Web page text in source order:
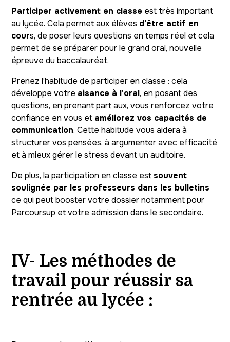
Participer activement en classe est très important
au lycée. Cela permet aux élèves d’être actif en
cours, de poser leurs questions en temps réel et cela
permet de se préparer pour le grand oral, nouvelle
épreuve du baccalauréat.
Prenez l’habitude de participer en classe : cela
développe votre aisance à l'oral, en posant des
questions, en prenant part aux, vous renforcez votre
confiance en vous et améliorez vos capacités de
communication. Cette habitude vous aidera à
structurer vos pensées, à argumenter avec efficacité
et à mieux gérer le stress devant un auditoire.
De plus, la participation en classe estsouvent
soulignée par les professeurs dans les bulletins
ce qui peut booster votre dossier notamment pour
Parcoursup et votre admission dans le secondaire.
IV- Les méthodes de
travail pour réussir sa
rentrée au lycée :